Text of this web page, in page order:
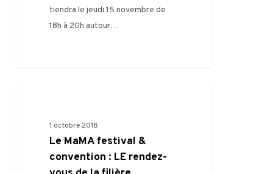
tiendra le jeudi 15 novembre de
18h à 20h autour…
1 octobre 2018
Le MaMA festival &
convention : LE rendez-